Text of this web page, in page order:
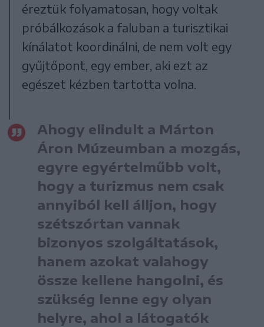
éreztük folyamatosan, hogy voltak
próbálkozások a faluban a turisztikai
kínálatot koordinálni, de nem volt egy
gyűjtőpont, egy ember, aki ezt az
egészet kézben tartotta volna.
Ahogy elindult a Márton
Áron Múzeumban a mozgás,
egyre egyértelműbb volt,
hogy a turizmus nem csak
annyiból kell álljon, hogy
szétszórtan vannak
bizonyos szolgáltatások,
hanem azokat valahogy
össze kellene hangolni, és
szükség lenne egy olyan
helyre, ahol a látogatók